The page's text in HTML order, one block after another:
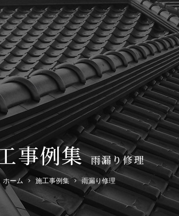
事例集 雨漏り修理
ホーム 施工事例集 雨漏り修理